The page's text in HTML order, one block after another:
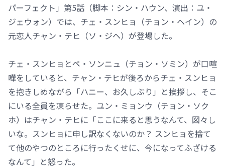
パーフェクト」第5話（脚本：シン・ハウン、演出：ユ・
ジェウォン）では、チェ・スンヒョ（チョン・ヘイン）の
元恋人チャン・テヒ（ソ・ジヘ）が登場した。
チェ・スンヒョとペ・ソンニュ（チョン・ソミン）が口喧
嘩をしていると、チャン・テヒが後ろからチェ・スンヒョ
を抱きしめながら「ハニー、お久しぶり」と挨拶し、そこ
にいる全員を凍らせた。ユン・ミョンウ（チョン・ソク
ホ）はチャン・テヒに「ここに来ると思うなんて、図々し
いな。スンヒョに申し訳なくないのか？ スンヒョを捨て
て他のやつのところに行ったくせに、今になってふざける
なんて」と怒った。